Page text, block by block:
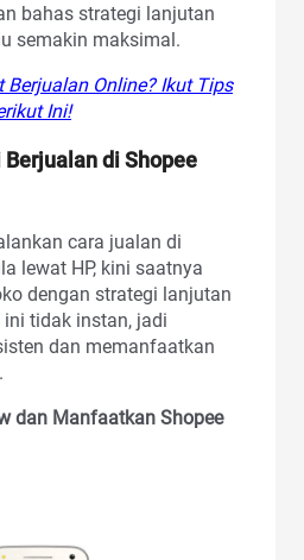
bahas strategi lanjutan
semakin maksimal.
Berjualan Online? Ikut Tips
Ini!
di Shopee
cara jualan di
lewat HP, kini saatnya
dengan strategi lanjutan
tidak instan, jadi
dan memanfaatkan
dan Manfaatkan Shopee